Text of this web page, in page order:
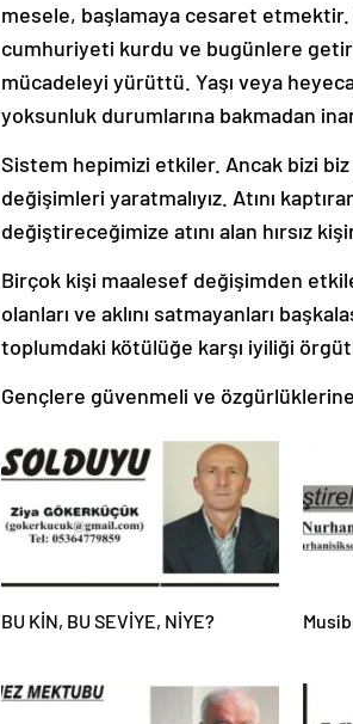
mesele, başlamaya cesaret
cumhuriyeti kurdu ve bugünlere
mücadeleyi yürüttü. Yaşı veya
yoksunluk durumlarına bakmadan
Sistem hepimizi etkiler. Ancak bizi
değişimleri yaratmalıyız. Atını
değiştireceğimize atını alan hırsız
Birçok kişi maalesef değişimden
olanları ve aklını satmayanları
toplumdaki kötülüğe karşı iyiliği
Gençlere güvenmeli ve özgürlüklerine
BU KİN, BU SEVİYE, NİYE?